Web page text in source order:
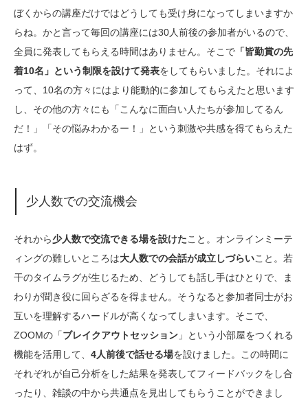
ぼくからの講座だけではどうしても受け身になってしまいますか
らね。かと言って毎回の講座には30人前後の参加者がいるので、
全員に発表してもらえる時間はありません。そこで 「皆勤賞の先
着10名」という制限を設けて発表をしてもらいました。それによ
って、10名の方々にはより能動的に参加してもらえたと思います
し、その他の方々にも「こんなに面白い人たちが参加してるん
だ！」「その悩みわかるー！」という刺激や共感を得てもらえた
はず。
少人数での交流機会
それから少人数で交流できる場を設けたこと。オンラインミーテ
ィングの難しいところは大人数での会話が成立しづらいこと。若
干のタイムラグが生じるため、どうしても話し手はひとりで、ま
わりが聞き役に回らざるを得ません。そうなると参加者同士がお
互いを理解するハードルが高くなってしまいます。そこで、
ZOOMの「ブレイクアウトセッション 」という小部屋をつくれる
機能を活用して、 4人前後で話せる場を設けました。この時間に
それぞれが自己分析をした結果を発表してフィードバックをし合
ったり、雑談の中から共通点を見出してもらうことができまし